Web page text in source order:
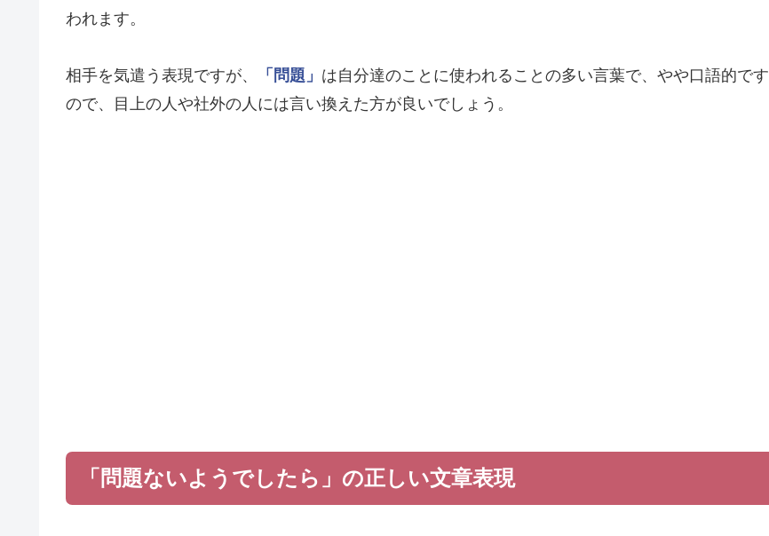
われます。
相手を気遣う表現ですが、 「問題」 は自分達のことに使われることの多い言葉で、やや口語的です
ので、目上の人や社外の人には言い換えた方が良いでしょう。
「問題ないようでしたら」の正しい文章表現